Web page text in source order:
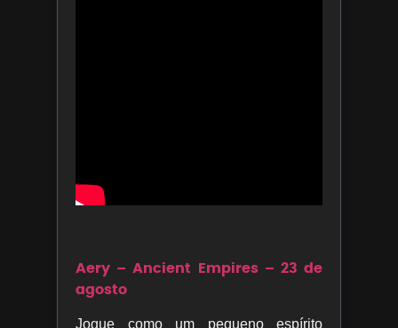
Aery – Ancient Empires – 23 de
agosto
Jogue como um pequeno espírito